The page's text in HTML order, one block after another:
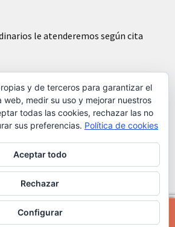
le atenderemos según cita
.
y de terceros para garantizar el
web, medir su uso y mejorar nuestros
todas las cookies, rechazar las no
sus preferencias. Política de cookies
Aceptar todo
Rechazar
Configurar